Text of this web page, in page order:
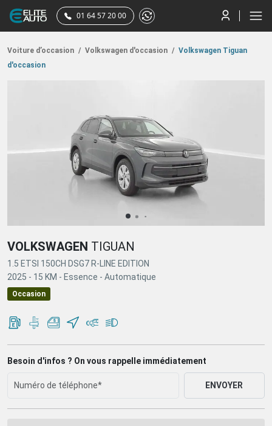
01 64 57 20 00
Voiture d’occasion / Volkswagen d'occasion / Volkswagen Tiguan
d'occasion
VOLKSWAGEN TIGUAN
1.5 ETSI 150CH DSG7 R-LINE EDITION
2025 - 15 KM - Essence - Automatique
Occasion
Besoin d'infos ? On vous rappelle immédiatement
ENVOYER